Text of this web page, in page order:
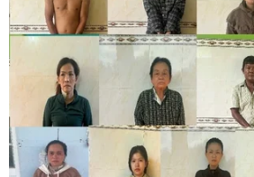
Tân Thủ tướng lâm thời Nepal Sushila
nhậm chức sau khi được Tổng thống
2, phải) bổ nhiệm, tại Kathmandu,
THX/TTXVN)
Ngày 14/9, nữ Thủ tướng lâm
Sushila Karki cam kết "chấm